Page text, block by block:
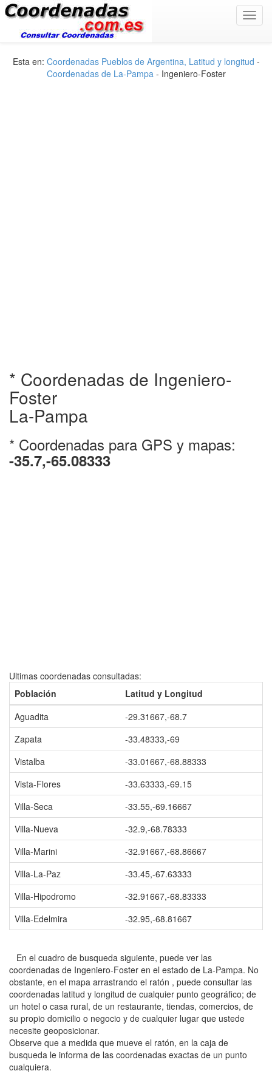
Esta en: Coordenadas Pueblos de Argentina, Latitud y longitud -
Coordenadas de La-Pampa- Ingeniero-Foster
* Coordenadas de Ingeniero-
Foster
La-Pampa
* Coordenadas para GPS y mapas:
-35.7,-65.08333
Ultimas coordenadas consultadas:
Población
Latitud y Longitud
Aguadita
-29.31667,-68.7
Zapata
-33.48333,-69
Vistalba
-33.01667,-68.88333
Vista-Flores
-33.63333,-69.15
Villa-Seca
-33.55,-69.16667
Villa-Nueva
-32.9,-68.78333
Villa-Marini
-32.91667,-68.86667
Villa-La-Paz
-33.45,-67.63333
Villa-Hipodromo
-32.91667,-68.83333
Villa-Edelmira
-32.95,-68.81667
En el cuadro de busqueda siguiente, puede ver las
coordenadas de Ingeniero-Foster en el estado de La-Pampa. No
obstante, en el mapa arrastrando el ratón , puede consultar las
coordenadas latitud y longitud de cualquier punto geográfico; de
un hotel o casa rural, de un restaurante, tiendas, comercios, de
su propio domicilio o negocio y de cualquier lugar que ustede
necesite geoposicionar.
Observe que a medida que mueve el ratón, en la caja de
busqueda le informa de las coordenadas exactas de un punto
cualquiera.